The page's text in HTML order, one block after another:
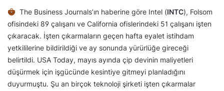
The Business Journals’ın haberine göre Intel (INTC), Folsom
ofisindeki 89 çalışanı ve California ofislerindeki 51 çalışanı işten
çıkaracak. İşten çıkarmaların geçen hafta eyalet istihdam
yetkililerine bildirildiği ve ay sonunda yürürlüğe gireceği
belirtildi. USA Today, mayıs ayında çip devinin maliyetleri
düşürmek için işgücünde kesintiye gitmeyi planladığını
duyurmuştu. Şu an birçok teknoloji şirketi işten çıkarmalar